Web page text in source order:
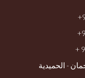
+
- الحميدية